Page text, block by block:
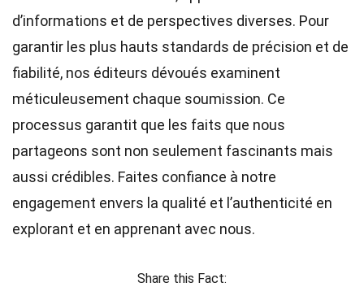
d’informations et de perspectives diverses. Pour
garantir les plus hauts standards de précision et de
fiabilité, nos éditeurs dévoués examinent
méticuleusement chaque soumission. Ce
processus garantit que les faits que nous
partageons sont non seulement fascinants mais
aussi crédibles. Faites confiance à notre
engagement envers la qualité et l’authenticité en
explorant et en apprenant avec nous.
Share this Fact: